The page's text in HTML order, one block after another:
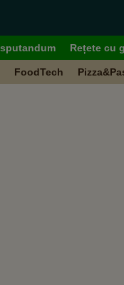
Rețete cu
FoodTech